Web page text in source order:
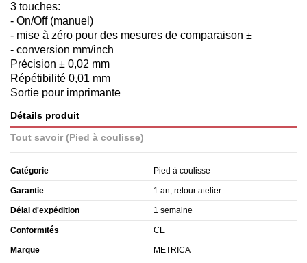
3 touches:
- On/Off (manuel)
- mise à zéro pour des mesures de comparaison ±
- conversion mm/inch
Précision ± 0,02 mm
Répétibilité 0,01 mm
Sortie pour imprimante
Détails produit
Tout savoir (Pied à coulisse)
Catégorie Pied à coulisse
Garantie 1 an, retour atelier
Délai d'expédition 1 semaine
Conformités CE
Marque METRICA